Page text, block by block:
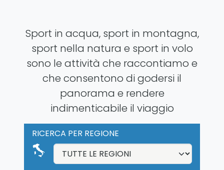
Sport in acqua, sport in montagna,
sport nella natura e sport in volo
sono le attività che raccontiamo e
che consentono di godersi il
panorama e rendere
indimenticabile il viaggio
RICERCA PER REGIONE